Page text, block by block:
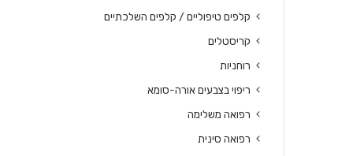
קלפים טיפוליים / קלפים השלכתיים
קריסטלים
רוחניות
ריפוי בצבעים אורה-סומא
רפואה משלימה
רפואה סינית